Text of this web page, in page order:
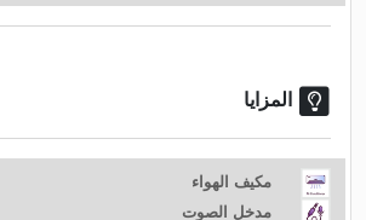
المزايا
مكيف الهواء
مدخل الصوت